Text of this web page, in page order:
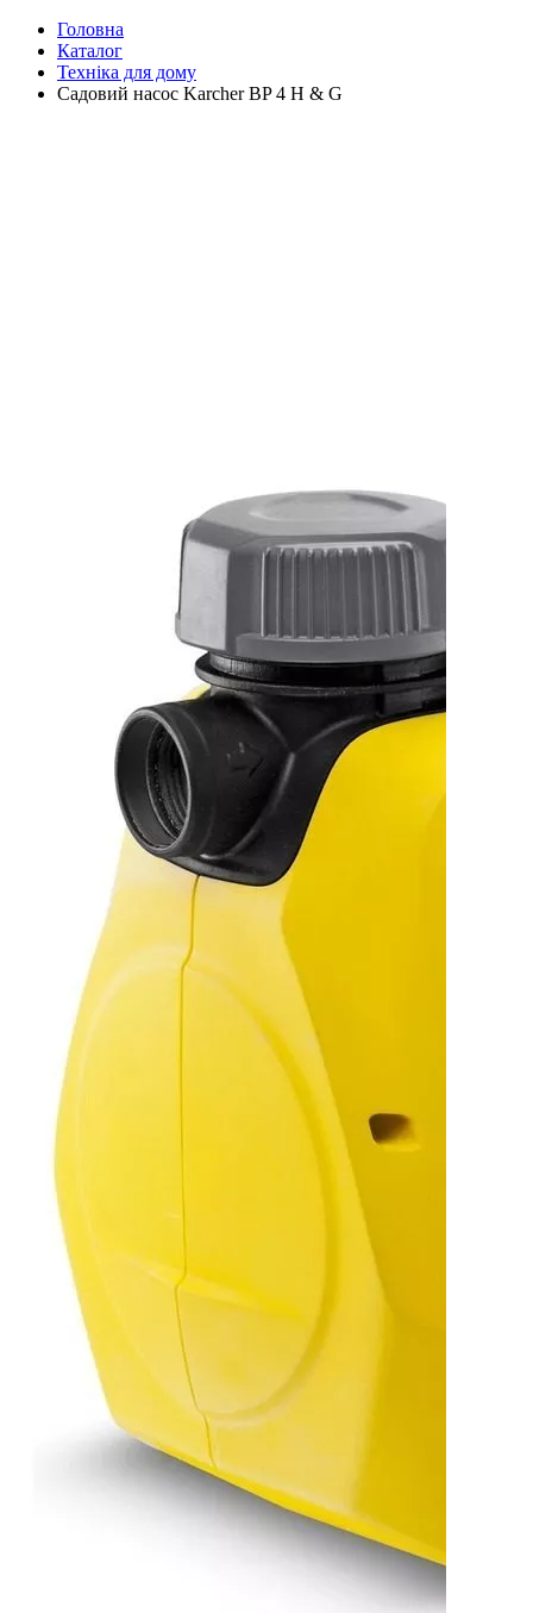
Головна
Каталог
Техніка для дому
Садовий насос Karcher BP 4 H & G